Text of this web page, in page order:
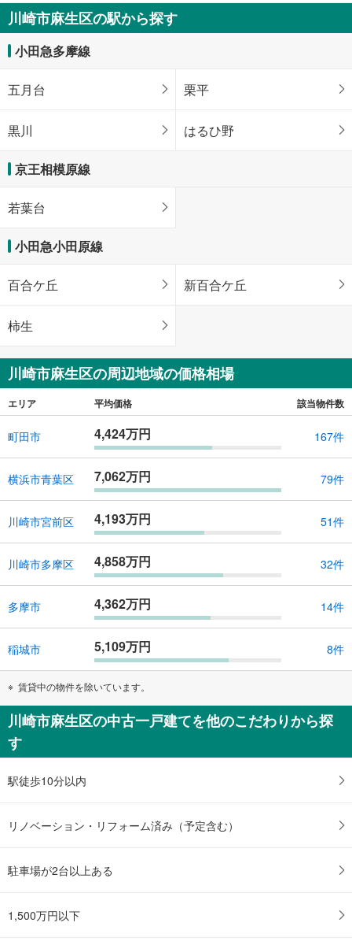
川崎市麻生区の駅から探す
小田急多摩線
五月台 栗平
黒川 はるひ野
京王相模原線
若葉台
小田急小田原線
百合ケ丘 新百合ケ丘
柿生
川崎市麻生区の周辺地域の価格相場
エリア 平均価格 該当物件数
町田市 4,424万円 167件
横浜市青葉区 7,062万円 79件
川崎市宮前区 4,193万円 51件
川崎市多摩区 4,858万円 32件
多摩市 4,362万円 14件
稲城市 5,109万円 8件
賃貸中の物件を除いています。
川崎市麻生区の中古一戸建てを他のこだわりから探
す
駅徒歩10分以内
リノベーション・リフォーム済み（予定含む）
駐車場が2台以上ある
1,500万円以下